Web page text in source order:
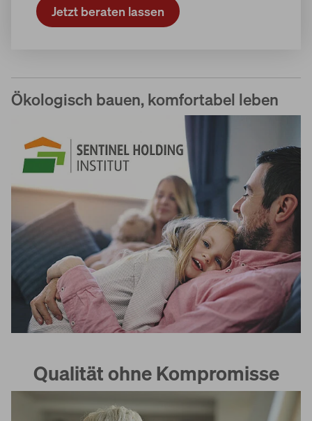
Jetzt beraten lassen
Ökologisch bauen, komfortabel leben
Qualität ohne Kompromisse